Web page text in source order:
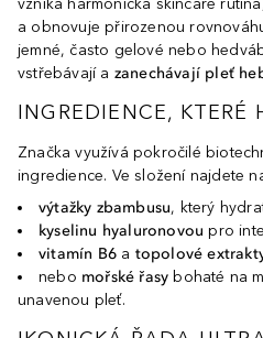
vzniká harmonická skincare
a obnovuje přirozenou
jemné, často gelové nebo
vstřebávají a zanechávají pleť
INGREDIENCE, KTERÉ
Značka využívá pokročilé
ingredience. Ve složení najdete
výtažky zbambusu, který
kyselinu hyaluronovou pro
vitamín B6 a topolové
nebo mořské řasy bohaté na
unavenou pleť.